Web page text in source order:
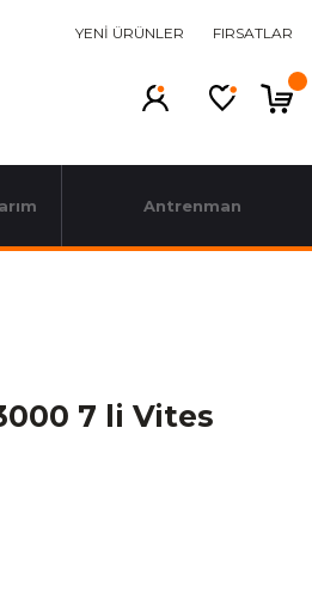
YENİ ÜRÜNLER FIRSATLAR
Antrenman
7 li Vites